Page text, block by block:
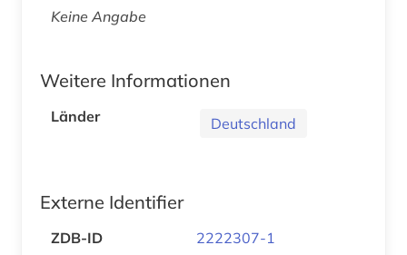
Keine Angabe
Weitere Informationen
Länder Deutschland
Externe Identifier
ZDB-ID 2222307-1